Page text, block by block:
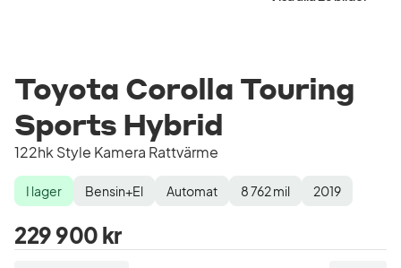
Toyota Corolla Touring
Sports Hybrid
122hk Style Kamera Rattvärme
Lagerstatus
I lager
Drivmedel Bensin+El
Växellåda Automat
Mätarställning 8 762mil
Modellår 2019
229 900 kr